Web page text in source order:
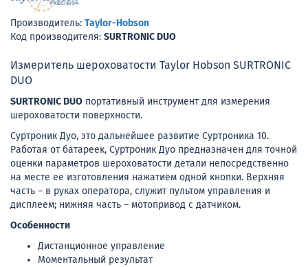
Производитель: Taylor-Hobson
Код производителя: SURTRONIC DUO
Измеритель шероховатости Taylor Hobson SURTRONIC
DUO
SURTRONIC DUO портативный инструмент для измерения
шероховатости поверхности.
Суртроник Дуо, это дальнейшее развитие Суртроника 10.
Работая от батареек, Суртроник Дуо предназначен для точной
оценки параметров шероховатости детали непосредственно
на месте ее изготовления нажатием одной кнопки. Верхняя
часть – в руках оператора, служит пультом управления и
дисплеем; нижняя часть – мотопривод с датчиком.
Особенности
Дистанционное управление
Моментальный результат